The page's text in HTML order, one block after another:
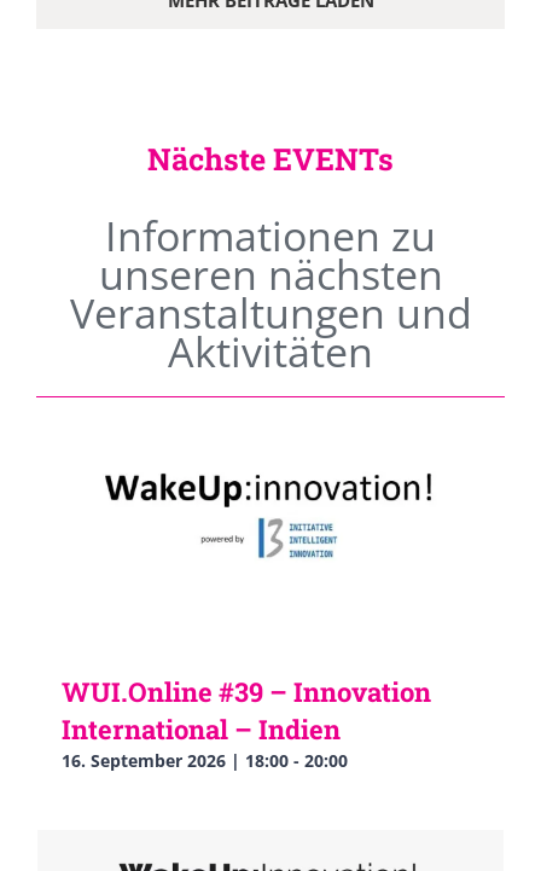
Nächste EVENTs
Informationen zu
unseren nächsten
Veranstaltungen und
Aktivitäten
WUI.Online #39 – Innovation
International – Indien
16. September 2026 | 18:00 - 20:00